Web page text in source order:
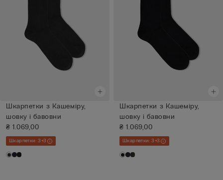
Шкарпетки з Кашеміру,
шовку і бавовни
₴ 1.069,00
Шкарпетки: 3+3
Шкарпетки з Кашеміру,
шовку і бавовни
₴ 1.069,00
Шкарпетки: 3+3